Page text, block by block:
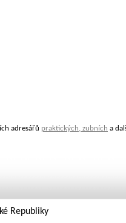
adresářů praktických, zubních a
Republiky